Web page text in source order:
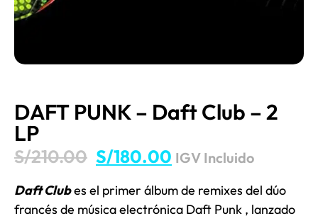
DAFT PUNK – Daft Club – 2
LP
S/210.00 S/180.00 IGV Incluido
Daft Clubes el primer álbum de remixes del dúo
francés de música electrónica Daft Punk , lanzado